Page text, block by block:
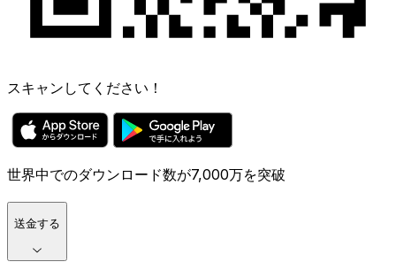
スキャンしてください！
世界中でのダウンロード数が7,000万を突破
送金する